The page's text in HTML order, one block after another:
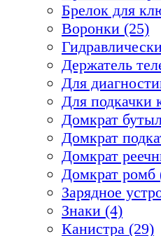
Брелок для
Воронки (25)
Держатель
Для
Для подкачки
Домкрат
Домкрат
Домкрат
Домкрат ромб
Зарядное
Знаки (4)
Канистра (29)